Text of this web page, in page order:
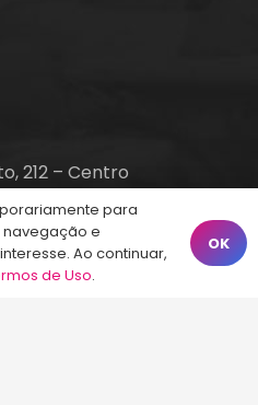
212 – Centro
420
para
e
Ao continuar,
de Uso.
OK